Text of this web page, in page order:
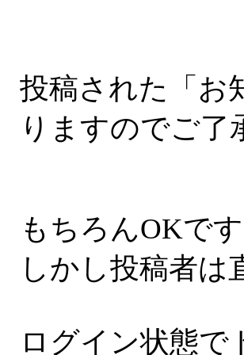
投稿された「お
りますのでご
もちろんOKです
しかし投稿者
ログイン状態で